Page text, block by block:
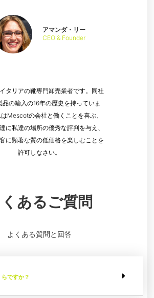
タリアの靴専門卸売業者です。同社
品の輸入の16年の歴史を持っていま
Mescotの会社と働くことを喜ぶ、
に私達の場所の優秀な評判を与え、
に顕著な質の低価格を楽しむことを
許可しなさい。
アマンダ・リー
CEO & Founder
あるご質問
よくある質問と回答
ですか？